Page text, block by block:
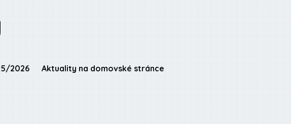
2026 Aktuality na domovské stránce